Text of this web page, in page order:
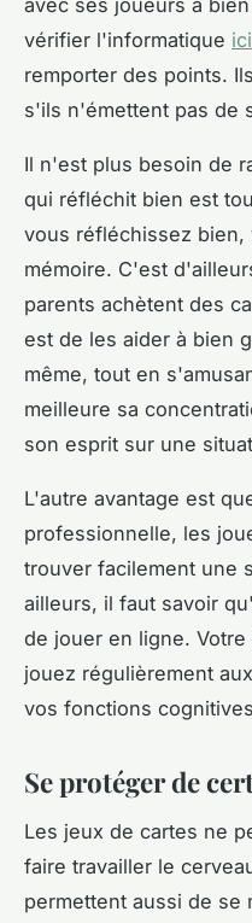
avec ses joueurs à
vérifier l'informatique ici
remporter des points.
s'ils n'émettent pas de
Il n'est plus besoin de
qui réfléchit bien est
vous réfléchissez
mémoire. C'est
parents achètent des
est de les aider à bien
même, tout en
meilleure sa
son esprit sur une
L'autre avantage est
professionnelle, les
trouver facilement une
ailleurs, il faut savoir
de jouer en ligne.
jouez régulièrement
vos fonctions
Se protéger de
Les jeux de cartes ne
faire travailler le
permettent aussi de se